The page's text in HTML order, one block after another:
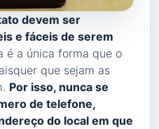
devem ser
e fáceis de serem
é a única forma que o
que sejam as
Por isso, nunca se
de telefone,
do local em que